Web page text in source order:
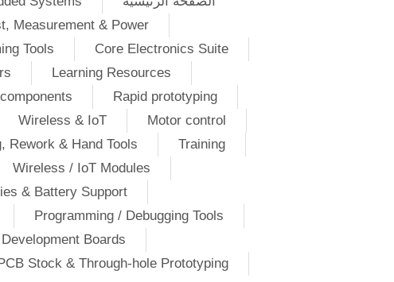
Measurement & Power
Core Electronics Suite
Tools
Learning Resources
Rapid prototyping
Motor control
Wireless & IoT
Training
Rework & Hand Tools
Wireless / IoT Modules
& Battery Support
Programming / Debugging Tools
Boards
Stock & Through-hole Prototyping